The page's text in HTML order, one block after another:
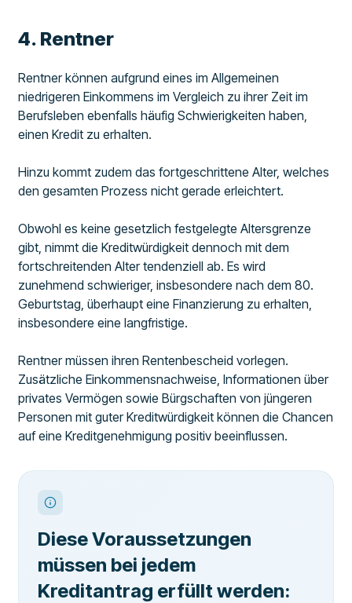
4. Rentner
Rentner können aufgrund eines im Allgemeinen
niedrigeren Einkommens im Vergleich zu ihrer Zeit im
Berufsleben ebenfalls häufig Schwierigkeiten haben,
einen Kredit zu erhalten.
Hinzu kommt zudem das fortgeschrittene Alter, welches
den gesamten Prozess nicht gerade erleichtert.
Obwohl es keine gesetzlich festgelegte Altersgrenze
gibt, nimmt die Kreditwürdigkeit dennoch mit dem
fortschreitenden Alter tendenziell ab. Es wird
zunehmend schwieriger, insbesondere nach dem 80.
Geburtstag, überhaupt eine Finanzierung zu erhalten,
insbesondere eine langfristige.
Rentner müssen ihren Rentenbescheid vorlegen.
Zusätzliche Einkommensnachweise, Informationen über
privates Vermögen sowie Bürgschaften von jüngeren
Personen mit guter Kreditwürdigkeit können die Chancen
auf eine Kreditgenehmigung positiv beeinflussen.
Diese Voraussetzungen
müssen bei jedem
Kreditantrag erfüllt werden: